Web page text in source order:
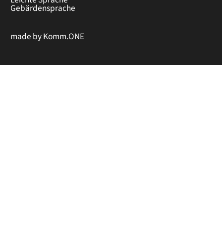
Gebärdensprache
made byKomm.ONE